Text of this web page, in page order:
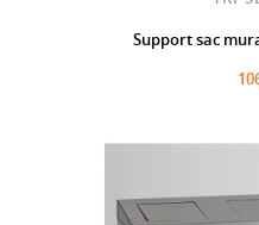
Support sac